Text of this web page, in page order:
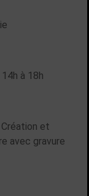
à 18h
et
avec gravure